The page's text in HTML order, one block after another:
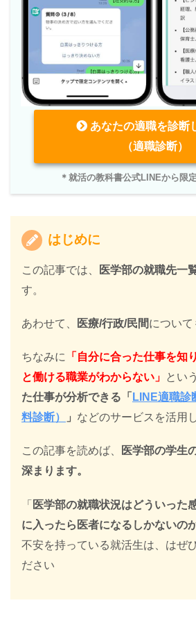
あなたの適職を診断
（適職診断）
＊就活の教科書公式LINEから限
はじめに
この記事では、 医学部の就職先一
す。
あわせて、 医療/行政/民間について
ちなみに
「自分に合った仕事を知
と働ける職業がわからない」 とい
た仕事が分析できる「 LINE適職診
料診断）
」 などのサービスを活用
この記事を読めば、
医学部の学生
深まります。
「 医学部の就職状況はどういった
に入ったら医者になるしかないの
不安を持っている就活生は、はぜ
ださい